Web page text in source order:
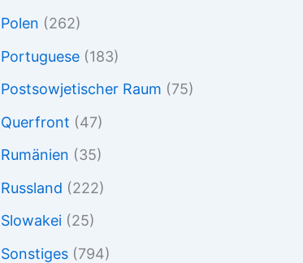
Polen (262)
Portuguese (183)
Postsowjetischer Raum (75)
Querfront (47)
Rumänien (35)
Russland (222)
Slowakei (25)
Sonstiges (794)